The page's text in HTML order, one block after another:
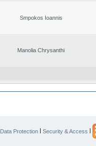
Smpokos Ioannis
Manolia Chrysanthi
Data Protection | Security & Access |